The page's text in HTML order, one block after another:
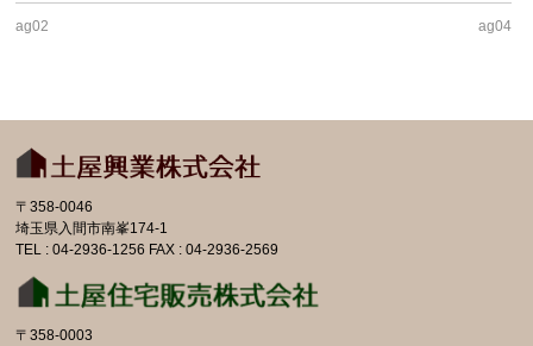
ag02 ag04
〒358-0046
埼玉県入間市南峯174-1
TEL : 04-2936-1256 FAX : 04-2936-2569
〒358-0003